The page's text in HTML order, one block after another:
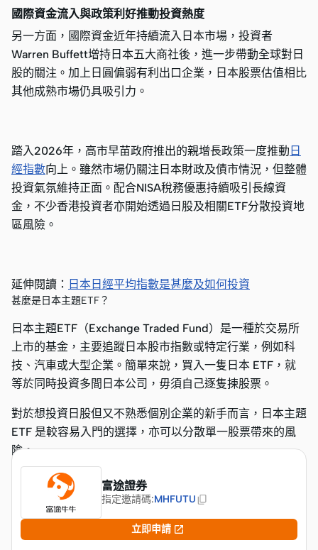
國際資金流入與政策利好推動投資熱度
另一方面，國際資金近年持續流入日本市場，投資者
Warren Buffett增持日本五大商社後，進一步帶動全球對日
股的關注。加上日圓偏弱有利出口企業，日本股票估值相比
其他成熟市場仍具吸引力。
踏入2026年，高市早苗政府推出的親增長政策一度推動 日
經指數向上。雖然市場仍關注日本財政及債市情況，但整體
投資氣氛維持正面。配合NISA稅務優惠持續吸引長線資
金，不少香港投資者亦開始透過日股及相關ETF分散投資地
區風險。
延伸閱讀： 日本日經平均指數是甚麼及如何投資
甚麼是日本主題ETF？
日本主題ETF（Exchange Traded Fund）是一種於交易所
上市的基金，主要追蹤日本股市指數或特定行業，例如科
技、汽車或大型企業。簡單來說，買入一隻日本 ETF，就
等於同時投資多間日本公司，毋須自己逐隻揀股票。
對於想投資日股但又不熟悉個別企業的新手而言，日本主題
ETF 是較容易入門的選擇，亦可以分散單一股票帶來的風
險。
富途證券
指定邀請碼:MHFUTU
立即申請 